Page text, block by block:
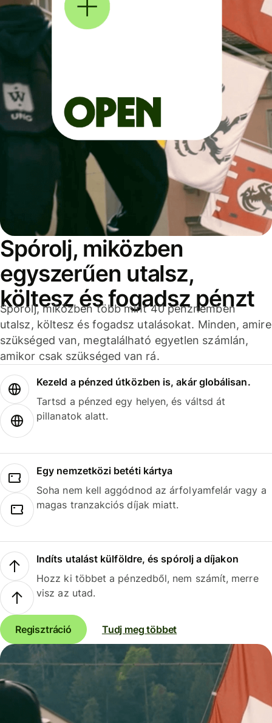
Spórolj, miközben
egyszerűen utalsz,
költesz és fogadsz pénzt
Spórolj, miközben több mint 40 pénznemben
utalsz, költesz és fogadsz utalásokat. Minden, amire
szükséged van, megtalálható egyetlen számlán,
amikor csak szükséged van rá.
Kezeld a pénzed útközben is, akár globálisan.
Tartsd a pénzed egy helyen, és váltsd át
pillanatok alatt.
Egy nemzetközi betéti kártya
Soha nem kell aggódnod az árfolyamfelár vagy a
magas tranzakciós díjak miatt.
Indíts utalást külföldre, és spórolj a díjakon
Hozz ki többet a pénzedből, nem számít, merre
visz az utad.
Regisztráció Tudj meg többet